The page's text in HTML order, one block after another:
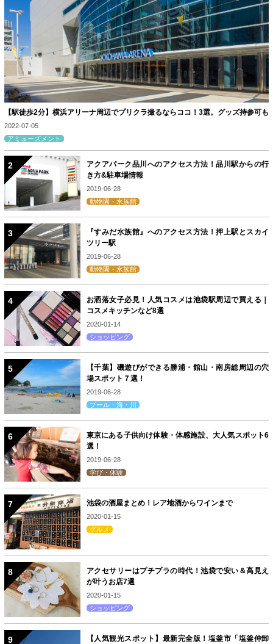
【駅徒歩2分】横浜アリーナ周辺でプリクラ撮るならココ！3選。グッズ持参可も
2022-07-05
アミューズメント
アクアパーク品川へのアクセス方法！品川駅からの行
き方&駐車場情報
2019-06-28
動物園・水族館
『すみだ水族館』へのアクセス方法！押上駅とスカイ
ツリー駅
2019-06-28
動物園・水族館
お洒落女子必見！人気コスメは池袋駅周辺で買える｜
コスメキッチンなど8選
2020-01-14
ショッピング
【千葉】磯遊びができる勝浦・館山・南房総周辺の穴
場スポット７選！
2019-06-28
プール・海・川
東京にある子供向け体験・体感施設、大人気スポット6
選！
2019-06-28
学び・体験
池袋の酒屋まとめ！レア地酒からワインまで
2020-01-15
グルメ
アクセサリーはプチプラの時代！池袋で安い＆高見え
が叶うお店7選
2020-01-15
ショッピング
【人気観光スポット】最新完全版！塩釜市「塩釜仲卸